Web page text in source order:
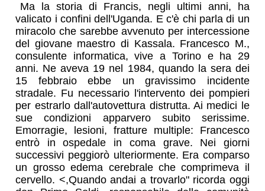
Ma la storia di Francis, negli ultimi anni, ha
valicato i confini dell'Uganda. E c'è chi parla di un
miracolo che sarebbe avvenuto per intercessione
del giovane maestro di Kassala. Francesco M.,
consulente informatica, vive a Torino e ha 29
anni. Ne aveva 19 nel 1984, quando la sera dei
15 febbraio ebbe un gravissimo incidente
stradale. Fu necessario l'intervento dei pompieri
per estrarlo dall'autovettura distrutta. Ai medici le
sue condizioni apparvero subito serissime.
Emorragie, lesioni, fratture multiple: Francesco
entrò in ospedale in coma grave. Nei giorni
successivi peggiorò ulteriormente. Era comparso
un grosso edema cerebrale che comprimeva il
cervello. <,Quando andai a trovarlo" ricorda oggi